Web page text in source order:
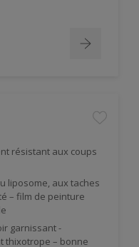
résistant aux coups
liposome, aux taches
– film de peinture
garnissant -
thixotrope – bonne